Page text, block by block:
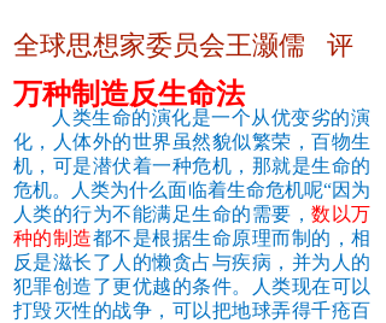
全球思想家委员会王灏儒 评
万种制造反生命法
人类生命的演化是一个从优变劣的演
化，人体外的世界虽然貌似繁荣，百物生
机，可是潜伏着一种危机，那就是生命的
危机。人类为什么面临着生命危机呢“因为
人类的行为不能满足生命的需要，数以万
种的制造都不是根据生命原理而制的，相
反是滋长了人的懒贪占与疾病，并为人的
犯罪创造了更优越的条件。人类现在可以
打毁灭性的战争，可以把地球弄得千疮百